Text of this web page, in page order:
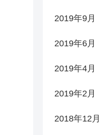
2019年9月
2019年6月
2019年4月
2019年2月
2018年12月